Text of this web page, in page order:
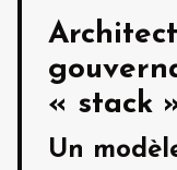
« stack
Un